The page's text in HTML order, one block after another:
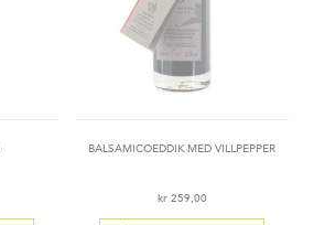
BALSAMICOEDDIK MED VILLPEPPER
kr 259,00